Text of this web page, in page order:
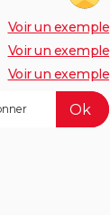
Voir un exemple
Voir un exemple
Voir un exemple